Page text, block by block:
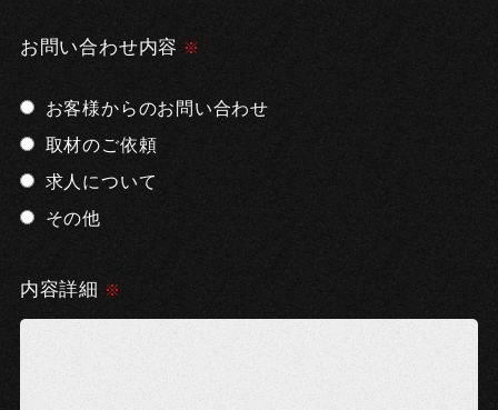
お問い合わせ内容
お客様からのお問い合わせ
取材のご依頼
求人について
その他
内容詳細